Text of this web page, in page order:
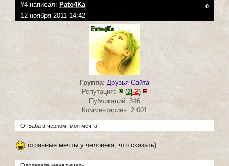
#4 написал: Pato4Ka 0
12 ноября 2011 14:42
Группа: Друзья Сайта
Репутация:
(2| -2)
Публикаций: 346
Комментариев: 2 001
О, Баба в чёрном, моя мечта!
странные мечты у человека, что сказать)